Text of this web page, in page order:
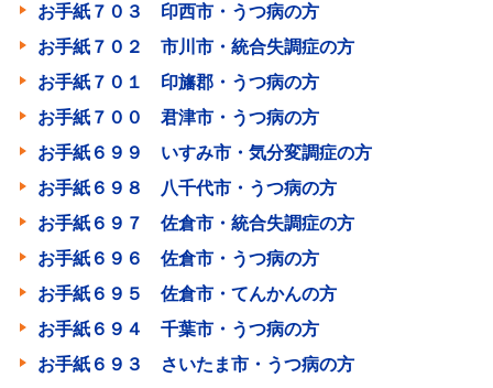
お手紙７０３ 印西市・うつ病の方
お手紙７０２ 市川市・統合失調症の方
お手紙７０１ 印旛郡・うつ病の方
お手紙７００ 君津市・うつ病の方
お手紙６９９ いすみ市・気分変調症の方
お手紙６９８ 八千代市・うつ病の方
お手紙６９７ 佐倉市・統合失調症の方
お手紙６９６ 佐倉市・うつ病の方
お手紙６９５ 佐倉市・てんかんの方
お手紙６９４ 千葉市・うつ病の方
お手紙６９３ さいたま市・うつ病の方